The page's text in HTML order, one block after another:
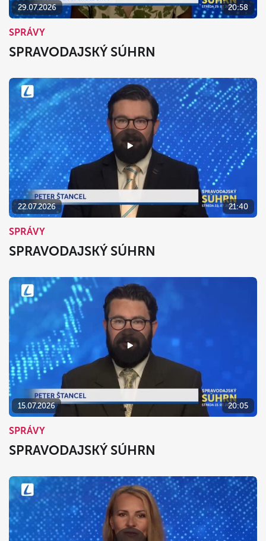
29.07.2026 20:58
SPRÁVY
SPRAVODAJSKÝ SÚHRN
22.07.2026 21:40
SPRÁVY
SPRAVODAJSKÝ SÚHRN
15.07.2026 20:05
SPRÁVY
SPRAVODAJSKÝ SÚHRN